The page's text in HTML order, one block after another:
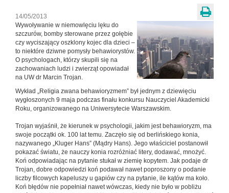
14/05/2013
Wywoływanie w niemowlęciu lęku do
szczurów, bomby sterowane przez gołębie
czy wyciszający oszklony kojec dla dzieci –
to niektóre dziwne pomysły behawiorystów.
O psychologach, którzy skupili się na
zachowaniach ludzi i zwierząt opowiadał
na UW dr Marcin Trojan.
Wykład „Religia zwana behawioryzmem” był jednym z dziewięciu
wygłoszonych 9 maja podczas finału konkursu Nauczyciel Akademicki
Roku, organizowanego na Uniwersytecie Warszawskim.
Trojan wyjaśnił, że kierunek w psychologii, jakim jest behawioryzm, ma
swoje początki ok. 100 lat temu. Zaczęło się od berlińskiego konia,
nazywanego „Kluger Hans” (Mądry Hans). Jego właściciel postanowił
pokazać światu, że nauczy konia rozróżniać litery, dodawać, mnożyć.
Koń odpowiadając na pytanie stukał w ziemię kopytem. Jak podaje dr
Trojan, dobre odpowiedzi koń podawał nawet poproszony o podanie
liczby filcowych kapeluszy u gapiów czy na pytanie, ile kątów ma koło.
Koń błędów nie popełniał nawet wówczas, kiedy nie było w pobliżu